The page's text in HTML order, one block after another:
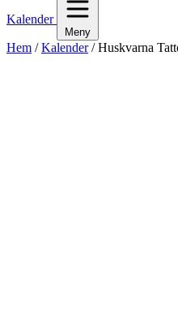
Kalender
Meny
Hem /Kalender/Huskvarna